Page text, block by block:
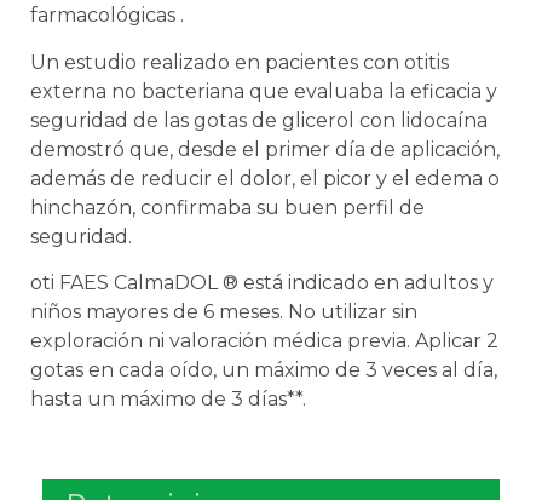
farmacológicas .
Un estudio realizado en pacientes con otitis
externa no bacteriana que evaluaba la eficacia y
seguridad de las gotas de glicerol con lidocaína
demostró que, desde el primer día de aplicación,
además de reducir el dolor, el picor y el edema o
hinchazón, confirmaba su buen perfil de
seguridad.
oti FAES CalmaDOL ® está indicado en adultos y
niños mayores de 6 meses. No utilizar sin
exploración ni valoración médica previa. Aplicar 2
gotas en cada oído, un máximo de 3 veces al día,
hasta un máximo de 3 días**.